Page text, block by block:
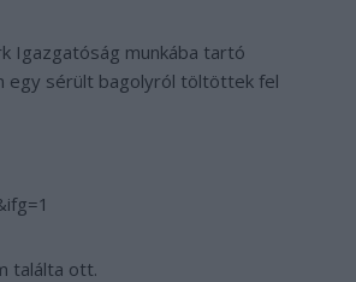
Igazgatóság munkába tartó
egy sérült bagolyról töltöttek fel
találta ott.